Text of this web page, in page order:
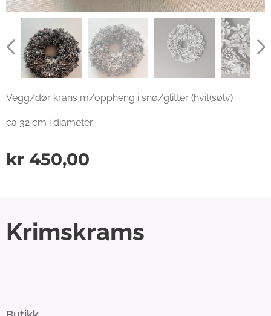
Vegg/dør krans m/oppheng i snø/glitter (hvit(sølv)
ca 32 cm i diameter
kr 450,00
Krimskrams